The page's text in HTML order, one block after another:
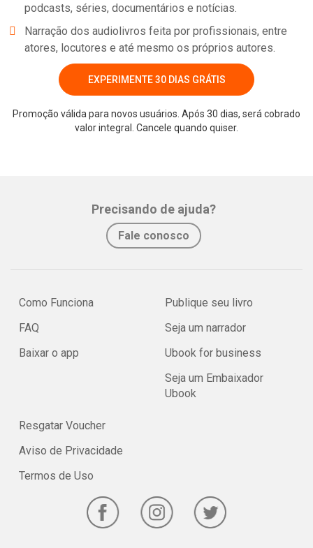
podcasts, séries, documentários e notícias.
Narração dos audiolivros feita por profissionais, entre
atores, locutores e até mesmo os próprios autores.
EXPERIMENTE 30 DIAS GRÁTIS
Promoção válida para novos usuários. Após 30 dias, será cobrado
valor integral. Cancele quando quiser.
Precisando de ajuda?
Fale conosco
Como Funciona
FAQ
Baixar o app
Publique seu livro
Seja um narrador
Ubook for business
Seja um Embaixador
Ubook
Resgatar Voucher
Aviso de Privacidade
Termos de Uso